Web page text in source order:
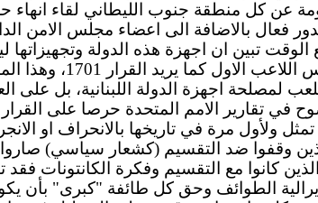
فعال بالاضافة الى اعضاء مجلس الامن
الوقت تبين ان اجهزة هذه الدولة
اعادتها الى
لمصلحة اجهزة الدولة اللبنانية، بل على
المتحدة حرصا على القرار 1701 وعلى مهمة القوة الدولية.
ولأول مرة في تاريخها بالانحراف او
وقفوا ضد التقسيم (كشعار سياسي) صاروا
كانوا مع التقسيم وفكرة الكانتونات فقد
الطوائف وحق كل طائفة "كبرى" بأن